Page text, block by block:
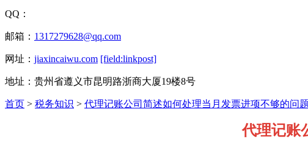
QQ：
邮箱： 1317279628@qq.com
网址： jiaxincaiwu.com [field:linkpost]
地址：贵州省遵义市昆明路浙商大厦19楼8号
首页 > 税务知识 > 代理记账公司简述如何处理当月发票进项不够的问题
代理记账